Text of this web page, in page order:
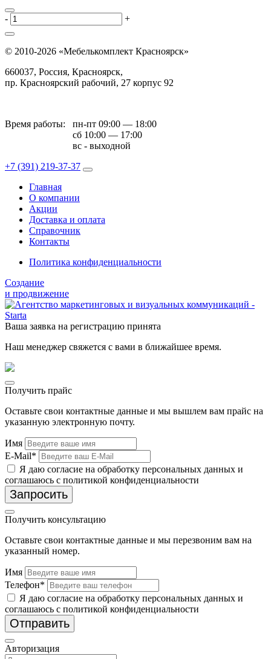
- +
© 2010-2026 «Мебелькомплект Красноярск»
660037, Россия, Красноярск,
пр. Красноярский рабочий, 27 корпус 92
Время работы:
пн-пт 09:00 — 18:00
сб 10:00 — 17:00
вс - выходной
+7 (391) 219-37-37
Главная
О компании
Акции
Доставка и оплата
Справочник
Контакты
Политика конфиденциальности
Создание
и продвижение
Ваша заявка на регистрацию принята
Наш менеджер свяжется с вами в ближайшее время.
Получить прайс
Оставьте свои контактные данные и мы вышлем вам прайс на
указанную электронную почту.
Имя
E-Mail*
Я даю согласие на обработку персональных данных и
соглашаюсь с политикой конфиденциальности
Запросить
Получить консультацию
Оставьте свои контактные данные и мы перезвоним вам на
указанный номер.
Имя
Телефон*
Я даю согласие на обработку персональных данных и
соглашаюсь с политикой конфиденциальности
Отправить
Авторизация